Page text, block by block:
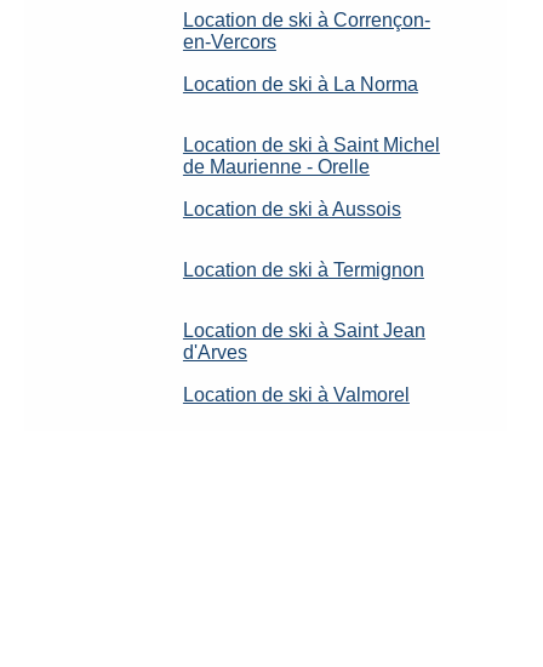
Location de ski à Corrençon-
en-Vercors
Location de ski à La Norma
Location de ski à Saint Michel
de Maurienne - Orelle
Location de ski à Aussois
Location de ski à Termignon
Location de ski à Saint Jean
d'Arves
Location de ski à Valmorel